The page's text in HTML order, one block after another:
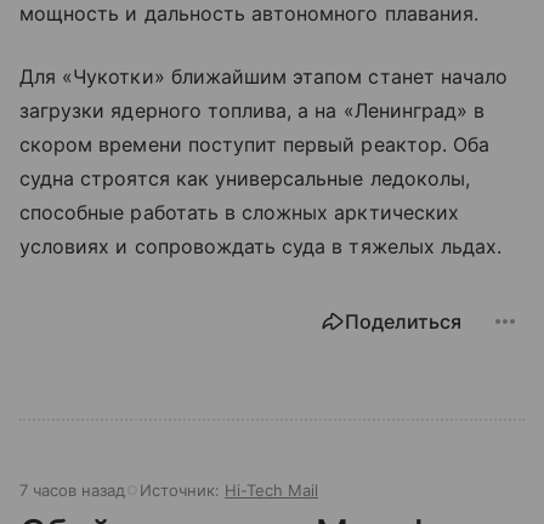
мощность и дальность автономного плавания.
Для «Чукотки» ближайшим этапом станет начало
загрузки ядерного топлива, а на «Ленинград» в
скором времени поступит первый реактор. Оба
судна строятся как универсальные ледоколы,
способные работать в сложных арктических
условиях и сопровождать суда в тяжелых льдах.
Поделиться
7 часов назад Источник: Hi-Tech Mail